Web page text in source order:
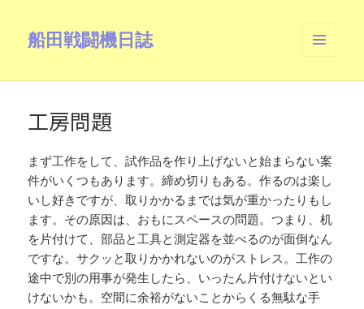
船田戦闘機日誌
ーとウ
工房問題
まず工作をして、試作品を作り上げないと始まらない案
件がいくつもあります。締め切りもある。作るのは楽し
いし好きですが、取りかかるまでは気が重かったりもし
ます。その原因は、おもにスペースの問題。つまり、机
を片付けて、部品と工具と測定器を並べるのが面倒なん
ですな。サクッと取りかかれないのがストレス。工作の
途中で別の用事が発生したら、いったん片付けないとい
けないかも。空間に余裕がないことからくる無駄な手